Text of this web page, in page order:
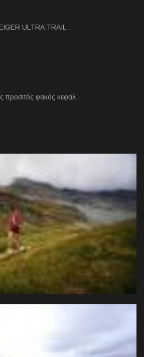
ULTRA TRAIL …
προσιτός φακός κεφαλ…